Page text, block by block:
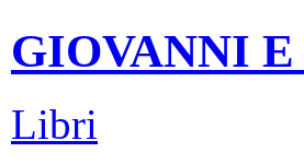
GIOVANNI
Libri